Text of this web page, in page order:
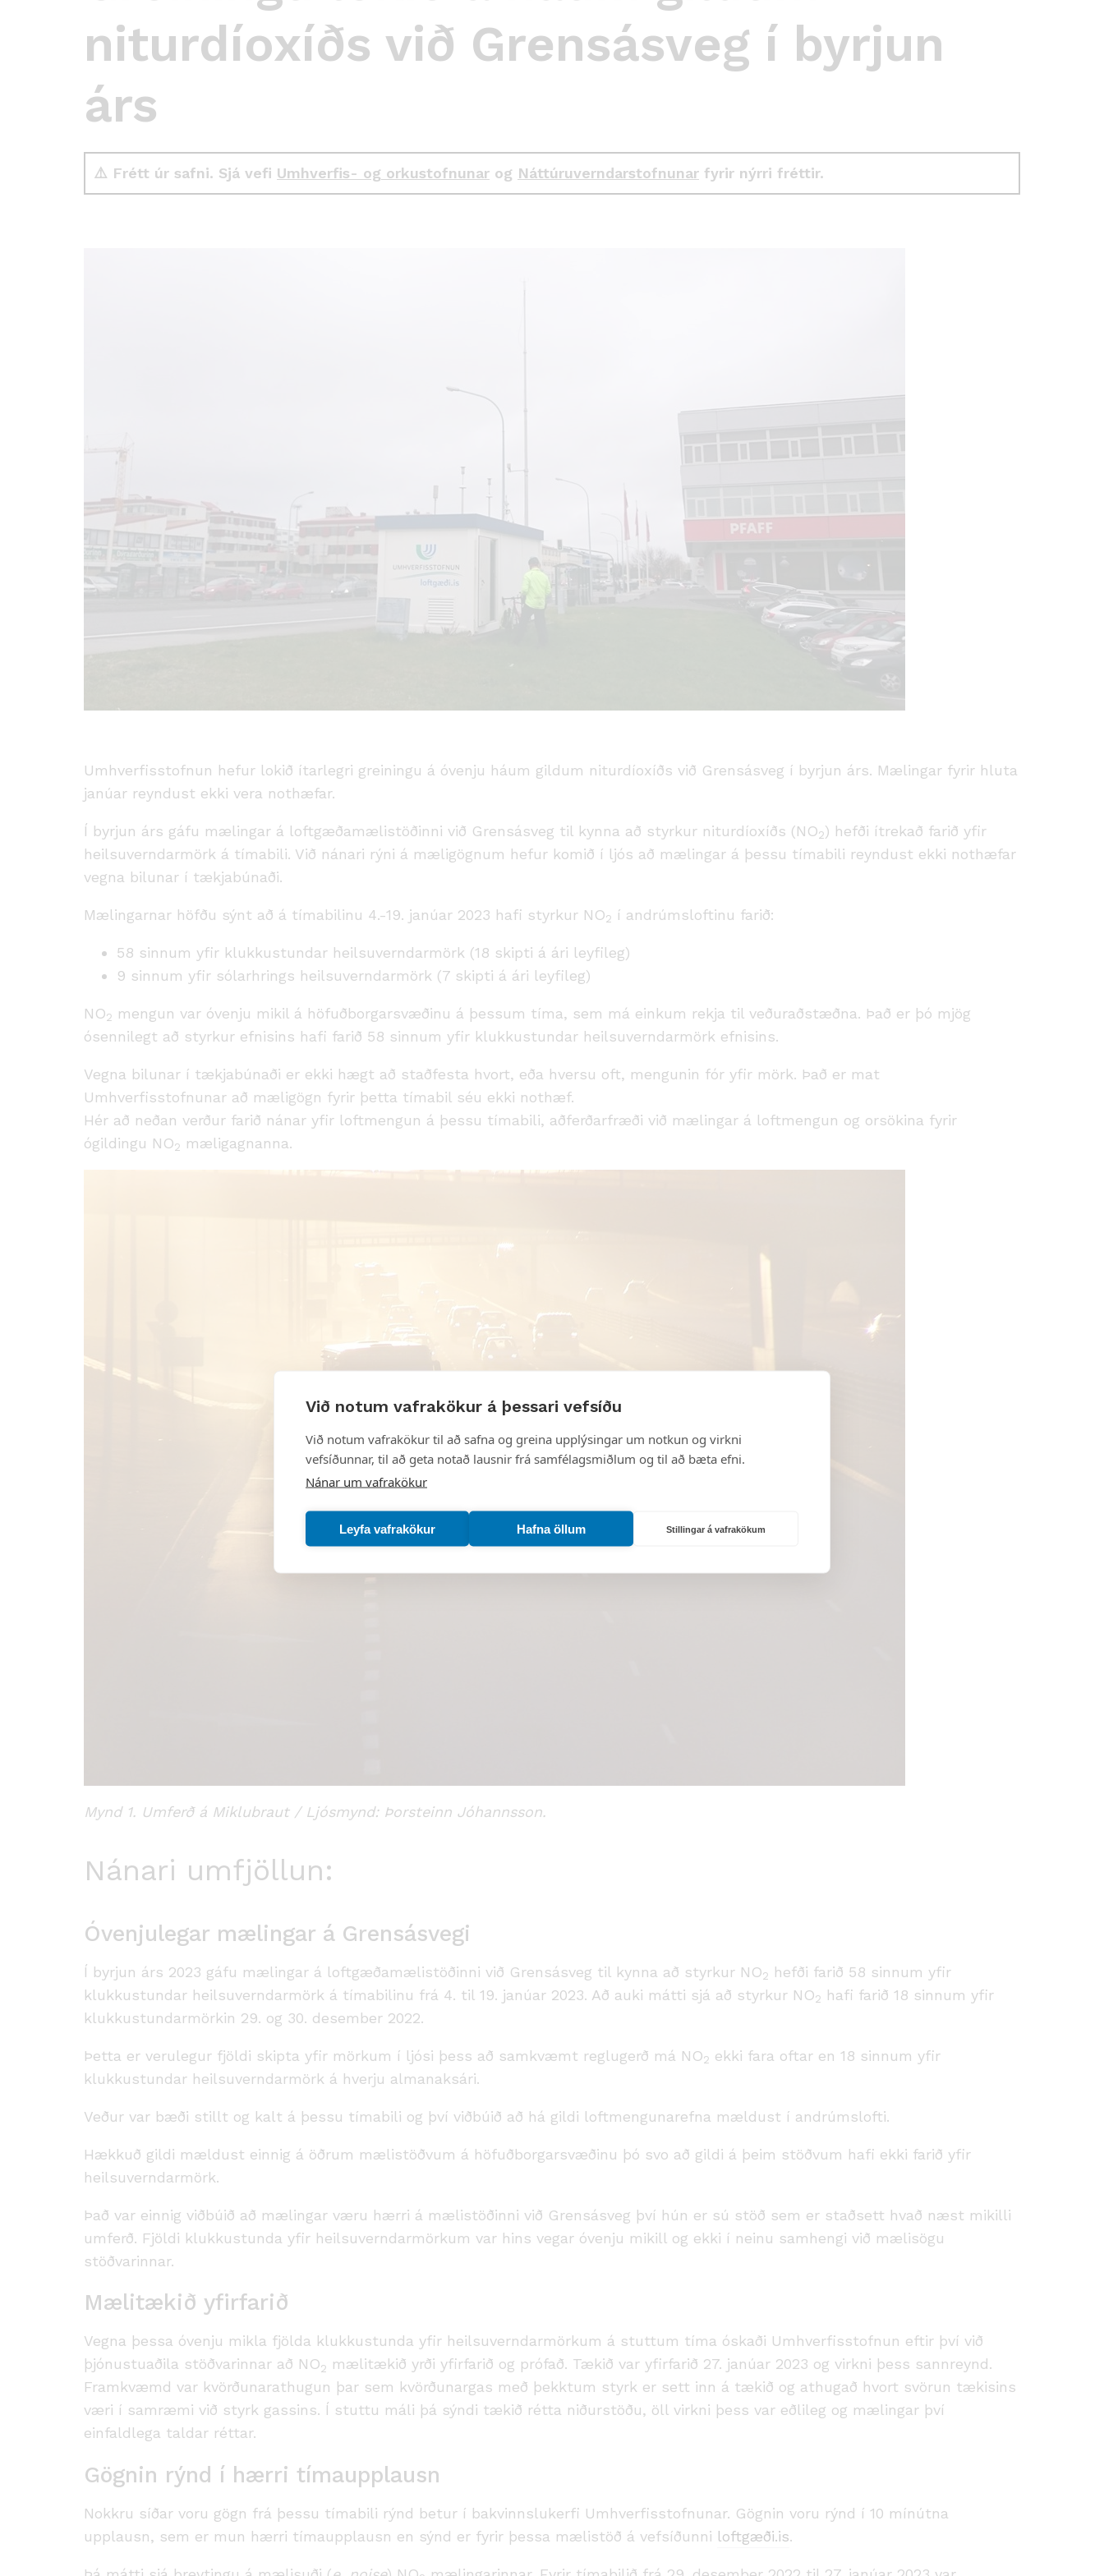
Við notum vafrakökur á þessari vefsíðu
Við notum vafrakökur til að safna og greina upplýsingar um notkun og virkni
vefsíðunnar, til að geta notað lausnir frá samfélagsmiðlum og til að bæta efni.
Nánar um vafrakökur
Leyfa vafrakökur Hafna öllum Stillingar á vafrakökum
niturdíoxíðs við Grensásveg í byrjun
árs
⚠️ Frétt úr safni. Sjá vefi Umhverfis- og orkustofnunar og Náttúruverndarstofnunar fyrir nýrri fréttir.
Umhverfisstofnun hefur lokið ítarlegri greiningu á óvenju háum gildum niturdíoxíðs við Grensásveg í byrjun árs. Mælingar fyrir hluta
janúar reyndust ekki vera nothæfar.
Í byrjun árs gáfu mælingar á loftgæðamælistöðinni við Grensásveg til kynna að styrkur niturdíoxíðs (NO2) hefði ítrekað farið yfir
heilsuverndarmörk á tímabili. Við nánari rýni á mæligögnum hefur komið í ljós að mælingar á þessu tímabili reyndust ekki nothæfar
vegna bilunar í tækjabúnaði.
Mælingarnar höfðu sýnt að á tímabilinu 4.-19. janúar 2023 hafi styrkur NO2 í andrúmsloftinu farið:
58 sinnum yfir klukkustundar heilsuverndarmörk (18 skipti á ári leyfileg)
9 sinnum yfir sólarhrings heilsuverndarmörk (7 skipti á ári leyfileg)
NO2 mengun var óvenju mikil á höfuðborgarsvæðinu á þessum tíma, sem má einkum rekja til veðuraðstæðna. Það er þó mjög
ósennilegt að styrkur efnisins hafi farið 58 sinnum yfir klukkustundar heilsuverndarmörk efnisins.
Vegna bilunar í tækjabúnaði er ekki hægt að staðfesta hvort, eða hversu oft, mengunin fór yfir mörk. Það er mat
Umhverfisstofnunar að mæligögn fyrir þetta tímabil séu ekki nothæf.
Hér að neðan verður farið nánar yfir loftmengun á þessu tímabili, aðferðarfræði við mælingar á loftmengun og orsökina fyrir
ógildingu NO2 mæligagnanna.
Mynd 1. Umferð á Miklubraut / Ljósmynd: Þorsteinn Jóhannsson.
Nánari umfjöllun:
Óvenjulegar mælingar á Grensásvegi
Í byrjun árs 2023 gáfu mælingar á loftgæðamælistöðinni við Grensásveg til kynna að styrkur NO2 hefði farið 58 sinnum yfir
klukkustundar heilsuverndarmörk á tímabilinu frá 4. til 19. janúar 2023. Að auki mátti sjá að styrkur NO2 hafi farið 18 sinnum yfir
klukkustundarmörkin 29. og 30. desember 2022.
Þetta er verulegur fjöldi skipta yfir mörkum í ljósi þess að samkvæmt reglugerð má NO2 ekki fara oftar en 18 sinnum yfir
klukkustundar heilsuverndarmörk á hverju almanaksári.
Veður var bæði stillt og kalt á þessu tímabili og því viðbúið að há gildi loftmengunarefna mældust í andrúmslofti.
Hækkuð gildi mældust einnig á öðrum mælistöðvum á höfuðborgarsvæðinu þó svo að gildi á þeim stöðvum hafi ekki farið yfir
heilsuverndarmörk.
Það var einnig viðbúið að mælingar væru hærri á mælistöðinni við Grensásveg því hún er sú stöð sem er staðsett hvað næst mikilli
umferð. Fjöldi klukkustunda yfir heilsuverndarmörkum var hins vegar óvenju mikill og ekki í neinu samhengi við mælisögu
stöðvarinnar.
Mælitækið yfirfarið
Vegna þessa óvenju mikla fjölda klukkustunda yfir heilsuverndarmörkum á stuttum tíma óskaði Umhverfisstofnun eftir því við
þjónustuaðila stöðvarinnar að NO2 mælitækið yrði yfirfarið og prófað. Tækið var yfirfarið 27. janúar 2023 og virkni þess sannreynd.
Framkvæmd var kvörðunarathugun þar sem kvörðunargas með þekktum styrk er sett inn á tækið og athugað hvort svörun tækisins
væri í samræmi við styrk gassins. Í stuttu máli þá sýndi tækið rétta niðurstöðu, öll virkni þess var eðlileg og mælingar því
einfaldlega taldar réttar.
Gögnin rýnd í hærri tímaupplausn
Nokkru síðar voru gögn frá þessu tímabili rýnd betur í bakvinnslukerfi Umhverfisstofnunar. Gögnin voru rýnd í 10 mínútna
upplausn, sem er mun hærri tímaupplausn en sýnd er fyrir þessa mælistöð á vefsíðunni loftgæði.is.